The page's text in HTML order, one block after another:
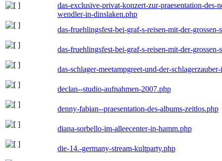
das-exclusive-privat-konzert-zur-praesentation-
wendler-in-dinslaken.php
das-fruehlingsfest-bei-graf-s-reisen-mit-der-
das-fruehlingsfest-bei-graf-s-reisen-mit-der-
das-schlager-meetampgreet-und-der-
declan--studio-aufnahmen-2007.php
denny-fabian--praesentation-des-albums-zeitlos.php
diana-sorbello-im-alleecenter-in-hamm.php
die-14.-germany-stream-kultparty.php